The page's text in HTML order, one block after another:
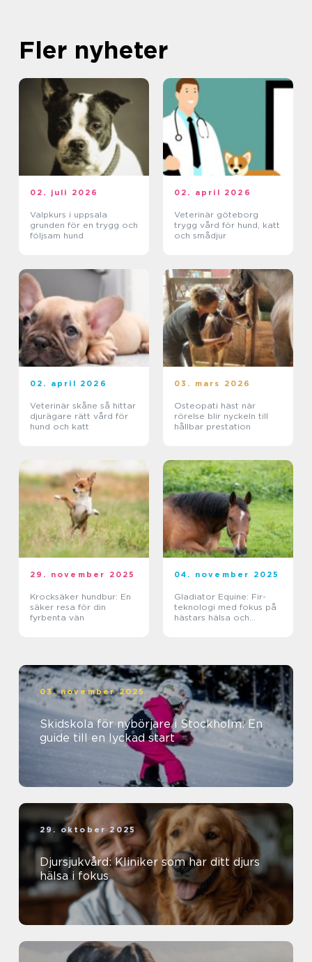
Fler nyheter
02. juli 2026
Valpkurs i uppsala
grunden för en trygg och
följsam hund
02. april 2026
Veterinär göteborg
trygg vård för hund, katt
och smådjur
02. april 2026
Veterinär skåne så hittar
djurägare rätt vård för
hund och katt
03. mars 2026
Osteopati häst när
rörelse blir nyckeln till
hållbar prestation
29. november 2025
Krocksäker hundbur: En
säker resa för din
fyrbenta vän
04. november 2025
Gladiator Equine: Fir-
teknologi med fokus på
hästars hälsa och
03. november 2025
Skidskola för nybörjare i Stockholm: En
guide till en lyckad start
29. oktober 2025
Djursjukvård: Kliniker som har ditt djurs
hälsa i fokus